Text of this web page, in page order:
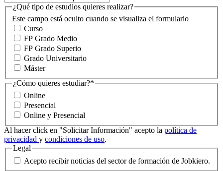
Este campo está oculto cuando se visualiza el formulario
¿Qué tipo de estudios quieres realizar?
Curso
FP Grado Medio
FP Grado Superio
Grado Universitario
Máster
¿Cómo quieres estudiar?*
Online
Presencial
Online y Presencial
Al hacer click en "Solicitar Información" acepto la política de
privacidad y condiciones de uso.
Legal
Acepto recibir noticias del sector de formación de Jobkiero.